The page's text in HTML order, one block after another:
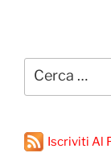
Cerca:
Iscriviti Al